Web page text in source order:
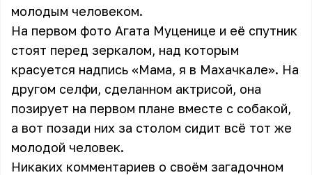
молодым человеком.
На первом фото Агата Муценице и её спутник
стоят перед зеркалом, над которым
красуется надпись «Мама, я в Махачкале». На
другом селфи, сделанном актрисой, она
позирует на первом плане вместе с собакой,
а вот позади них за столом сидит всё тот же
молодой человек.
Никаких комментариев о своём загадочном